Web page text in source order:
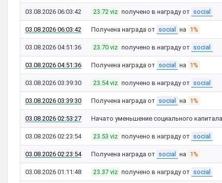
03.08.2026 06:03:42 23.72 viz получено в награду от social
03.08.2026 06:03:42 Получена награда от social на 1%
03.08.2026 04:51:36 23.70 viz получено в награду от social
03.08.2026 04:51:36 Получена награда от social на 1%
03.08.2026 03:39:30 23.54 viz получено в награду от social
03.08.2026 03:39:30 Получена награда от social на 1%
03.08.2026 02:53:27 Начато уменьшение социального
03.08.2026 02:23:54 23.53 viz получено в награду от social
03.08.2026 02:23:54 Получена награда от social на 1%
03.08.2026 01:11:48 23.37 viz получено в награду от social